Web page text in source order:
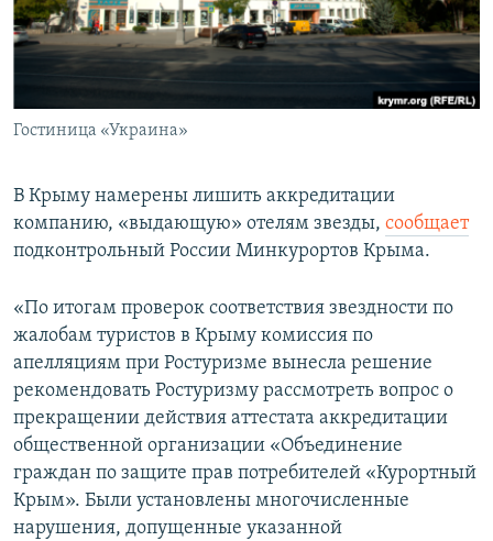
ПОБЕДИТЕЛЕЙ НЕ СУДЯТ?
КРЫМ.НЕПОКОРЕННЫЙ
УКРАИНСКАЯ ПРОБЛЕМА КРЫМА
ПРИСОЕДИНЯЙТЕСЬ!
Гостиница «Украина»
В Крыму намерены лишить аккредитации
компанию, «выдающую» отелям звезды, сообщает
подконтрольный России Минкурортов Крыма.
«По итогам проверок соответствия звездности по
жалобам туристов в Крыму комиссия по
апелляциям при Ростуризме вынесла решение
рекомендовать Ростуризму рассмотреть вопрос о
прекращении действия аттестата аккредитации
общественной организации «Объединение
граждан по защите прав потребителей «Курортный
Крым». Были установлены многочисленные
нарушения, допущенные указанной